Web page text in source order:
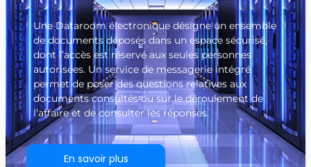
Une Dataroom électronique désigne un ensemble
de documents déposés dans un espace sécurisé,
dont l’accès est réservé aux seules personnes
autorisées. Un service de messagerie intégré
permet de poser des questions relatives aux
documents consultés ou sur le déroulement de
l’affaire et de consulter les réponses.
En savoir plus